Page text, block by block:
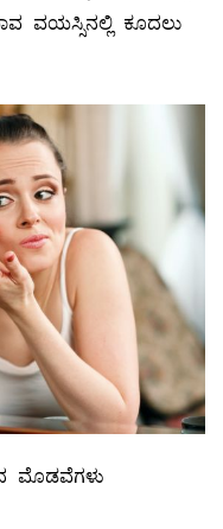
ವಯಸ್ಸಿನಲ್ಲಿ ಕೂದಲು
ಮೊಡವೆಗಳು